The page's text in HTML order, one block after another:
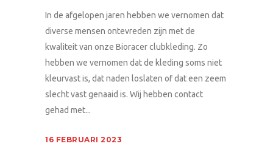
In de afgelopen jaren hebben we vernomen dat
diverse mensen ontevreden zijn met de
kwaliteit van onze Bioracer clubkleding. Zo
hebben we vernomen dat de kleding soms niet
kleurvast is, dat naden loslaten of dat een zeem
slecht vast genaaid is. Wij hebben contact
gehad met...
16 FEBRUARI 2023